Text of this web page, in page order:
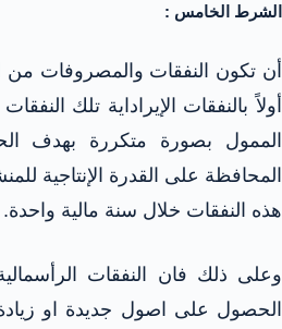
الشرط الخامس :
أن تكون النفقات والمصروفات من
أولاً بالنفقات الإيراداية تلك
الممول بصورة متكررة بهدف
المحافظة على القدرة الإنتاجية
هذه النفقات خلال سنة مالية واحدة.
وعلى ذلك فان النفقات
الحصول على اصول جديدة او زيادة